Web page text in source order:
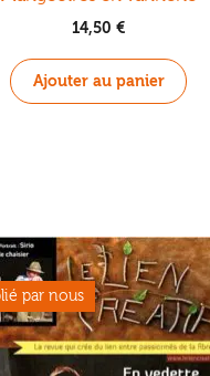
14,50 €
Ajouter au panier